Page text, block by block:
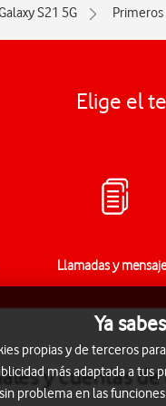
S21 5G Primeros
Elige el
Llamadas y
y cuentas
Ya
propias y de terceros
más adaptada a tus
problema en las